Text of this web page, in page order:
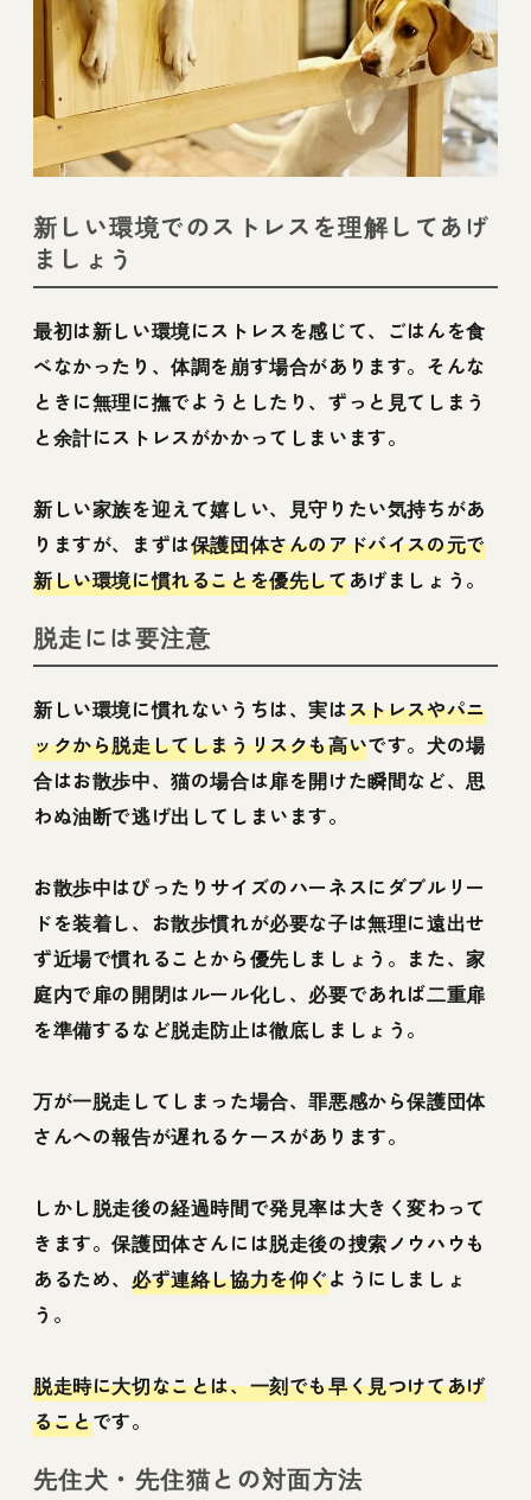
新しい環境でのストレスを理解してあげ
ましょう
最初は新しい環境にストレスを感じて、ごはんを食
べなかったり、体調を崩す場合があります。そんな
ときに無理に撫でようとしたり、ずっと見てしまう
と余計にストレスがかかってしまいます。
新しい家族を迎えて嬉しい、見守りたい気持ちがあ
りますが、まずは保護団体さんのアドバイスの元で
新しい環境に慣れることを優先してあげましょう。
脱走には要注意
新しい環境に慣れないうちは、実はストレスやパニ
ックから脱走してしまうリスクも高いです。犬の場
合はお散歩中、猫の場合は扉を開けた瞬間など、思
わぬ油断で逃げ出してしまいます。
お散歩中はぴったりサイズのハーネスにダブルリー
ドを装着し、お散歩慣れが必要な子は無理に遠出せ
ず近場で慣れることから優先しましょう。また、家
庭内で扉の開閉はルール化し、必要であれば二重扉
を準備するなど脱走防止は徹底しましょう。
万が一脱走してしまった場合、罪悪感から保護団体
さんへの報告が遅れるケースがあります。
しかし脱走後の経過時間で発見率は大きく変わって
きます。保護団体さんには脱走後の捜索ノウハウも
あるため、 必ず連絡し協力を仰ぐようにしましょ
う。
脱走時に大切なことは、一刻でも早く見つけてあげ
ることです。
先住犬・先住猫との対面方法